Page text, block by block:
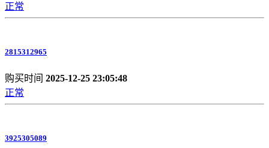
正常
2815312965
购买时间 2025-12-25 23:05:48
正常
3925305089